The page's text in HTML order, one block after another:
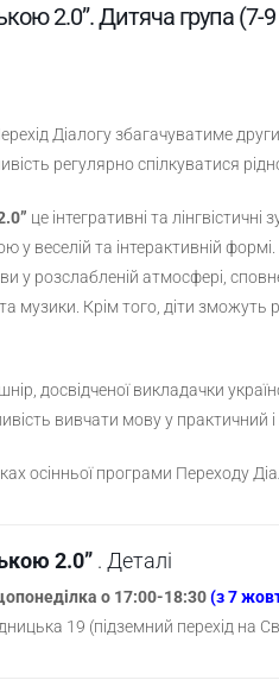
2.0”. Дитяча група (7-9
Діалогу збагачуватиме
регулярно спілкуватися
це інтегративні та
у веселій та інтерактивній
у розслабленій атмосфері,
музики. Крім того, діти зможуть
досвідченої викладачки
вивчати мову у практичний
осінньої програми Пeреходу
2.0” . Деталі
о 17:00-18:30(з 7
19 (підземний перехід на